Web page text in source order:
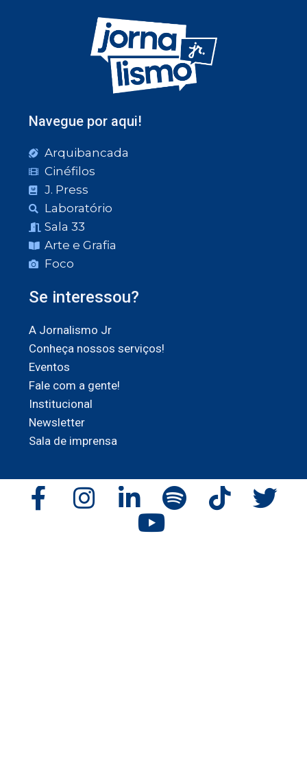
Navegue por aqui!
Arquibancada
Cinéfilos
J. Press
Laboratório
Sala 33
Arte e Grafia
Foco
Se interessou?
A Jornalismo Jr
Conheça nossos serviços!
Eventos
Fale com a gente!
Institucional
Newsletter
Sala de imprensa